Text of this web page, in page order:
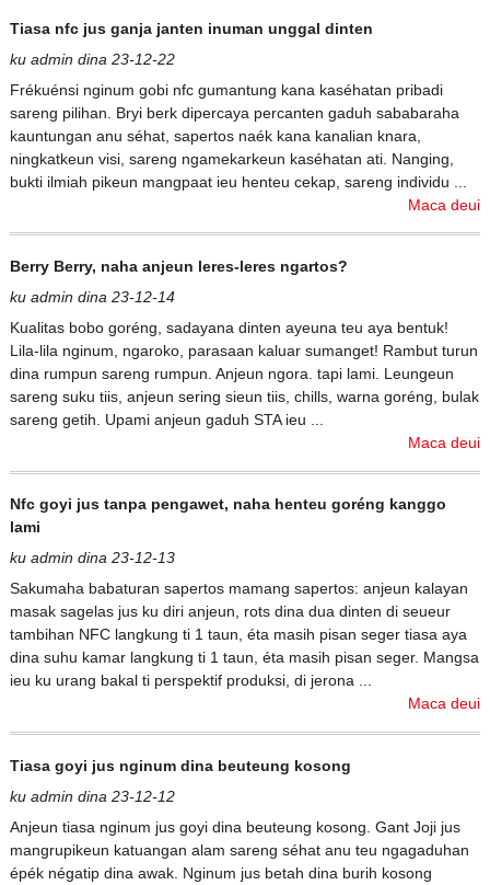
Tiasa nfc jus ganja janten inuman unggal dinten
ku admin dina 23-12-22
Frékuénsi nginum gobi nfc gumantung kana kaséhatan pribadi
sareng pilihan. Bryi berk dipercaya percanten gaduh sababaraha
kauntungan anu séhat, sapertos naék kana kanalian knara,
ningkatkeun visi, sareng ngamekarkeun kaséhatan ati. Nanging,
bukti ilmiah pikeun mangpaat ieu henteu cekap, sareng individu ...
Maca deui
Berry Berry, naha anjeun leres-leres ngartos?
ku admin dina 23-12-14
Kualitas bobo goréng, sadayana dinten ayeuna teu aya bentuk!
Lila-lila nginum, ngaroko, parasaan kaluar sumanget! Rambut turun
dina rumpun sareng rumpun. Anjeun ngora. tapi lami. Leungeun
sareng suku tiis, anjeun sering sieun tiis, chills, warna goréng, bulak
sareng getih. Upami anjeun gaduh STA ieu ...
Maca deui
Nfc goyi jus tanpa pengawet, naha henteu goréng kanggo
lami
ku admin dina 23-12-13
Sakumaha babaturan sapertos mamang sapertos: anjeun kalayan
masak sagelas jus ku diri anjeun, rots dina dua dinten di seueur
tambihan NFC langkung ti 1 taun, éta masih pisan seger tiasa aya
dina suhu kamar langkung ti 1 taun, éta masih pisan seger. Mangsa
ieu ku urang bakal ti perspektif produksi, di jerona ...
Maca deui
Tiasa goyi jus nginum dina beuteung kosong
ku admin dina 23-12-12
Anjeun tiasa nginum jus goyi dina beuteung kosong. Gant Joji jus
mangrupikeun katuangan alam sareng séhat anu teu ngagaduhan
épék négatip dina awak. Nginum jus betah dina burih kosong